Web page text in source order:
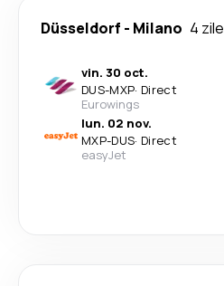
Düsseldorf - Milano 4 zile
vin. 30 oct.
DUS-MXP· Direct
Eurowings
lun. 02 nov.
MXP-DUS· Direct
easyJet